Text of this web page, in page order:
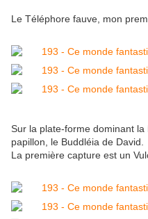
Le Téléphore fauve, mon
Sur la plate-forme dominant
papillon, le Buddléia de David.
La première capture est un